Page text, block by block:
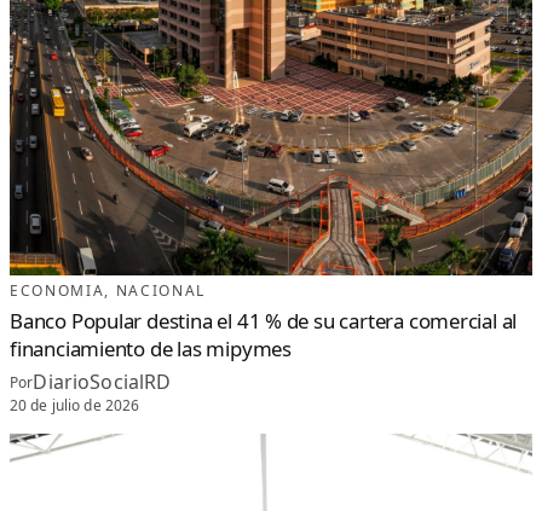
ECONOMIA, NACIONAL
Banco Popular destina el 41 % de su cartera comercial al
financiamiento de las mipymes
PorDiarioSocialRD
20 de julio de 2026